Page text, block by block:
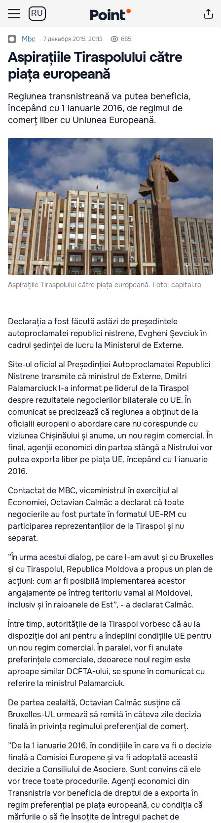
RU
Mbc 7 декабря 2015, 20:13 685
Aspirațiile Tiraspolului către
piața europeană
Regiunea transnistreană va putea beneficia,
începând cu 1 ianuarie 2016, de regimul de
comerț liber cu Uniunea Europeană.
Aspirațiile Tiraspolului către piața europeană. Foto: capital.ro
Declarația a fost făcută astăzi de președintele
autoproclamatei republici nistrene, Evgheni Șevciuk în
cadrul ședinței de lucru la Ministerul de Externe.
Site-ul oficial al Președinției Autoproclamatei Republici
Nistrene transmite că ministrul de Externe, Dmitri
Palamarciuck l-a informat pe liderul de la Tiraspol
despre rezultatele negocierilor bilaterale cu UE. În
comunicat se precizează că regiunea a obținut de la
oficialii europeni o abordare care nu corespunde cu
viziunea Chișinăului și anume, un nou regim comercial. În
final, agenții economici din partea stângă a Nistrului vor
putea exporta liber pe piața UE, începând cu 1 ianuarie
2016.
Contactat de MBC, viceministrul în exercițiul al
Economiei, Octavian Calmâc a declarat că toate
negocierile au fost purtate în formatul UE-RM cu
participarea reprezentanților de la Tiraspol și nu
separat.
”În urma acestui dialog, pe care l-am avut și cu Bruxelles
și cu Tiraspolul, Republica Moldova a propus un plan de
acțiuni: cum ar fi posibilă implementarea acestor
angajamente pe întreg teritoriu vamal al Moldovei,
inclusiv și în raioanele de Est”, - a declarat Calmâc.
Între timp, autoritățile de la Tiraspol vorbesc că au la
dispoziție doi ani pentru a îndeplini condițiile UE pentru
un nou regim comercial. În paralel, vor fi anulate
preferințele comerciale, deoarece noul regim este
aproape similar DCFTA-ului, se spune în comunicat cu
referire la ministrul Palamarciuk.
De partea cealaltă, Octavian Calmâc susține că
Bruxelles-UL urmează să remită în câteva zile decizia
finală în privința regimului preferențial de comerț.
”De la 1 ianuarie 2016, în condițiile în care va fi o decizie
finală a Comisiei Europene și va fi adoptată această
decizie a Consiliului de Asociere. Sunt convins că ele
vor trece toate procedurile. Agenți economici din
Transnistria vor beneficia de dreptul de a exporta în
regim preferențial pe piața europeană, cu condiția că
mărfurile o să fie însoțite de întregul pachet de